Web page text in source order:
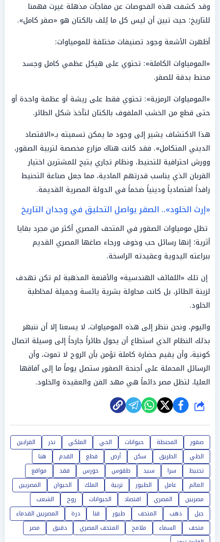
وقد كشفت هذه الفحوصات عن مفاجآت مذهلة غيرت فهمنا
للتاريخ؛ حيث تبين أن ليس كل ما يُلف بالكتان هو «صقر كامل».
أظهرت الأشعة وجود تصنيفات مختلفة للمومياوات:
«المومياوات الكاملة»: تحتوي على هيكل عظمي كامل وجسد
محنط بدقة للصقر.
«المومياوات الرمزية»: تحتوي فقط على ريشة أو عظمة واحدة أو
حتى قطع من الخشب الملفوف بالكتان لتأخذ شكل الطائر.
هذا الاكتشاف يشير إلى وجود ما يمكن تسميته بـ«الاقتصاد
الديني المتكامل». فقد كانت هناك مزارع مخصصة لتربية الصقور،
وورش احترافية للتحنيط، ونظام تجاري يتيح للمشترين اختيار
القربان الذي يناسب قدرتهم المادية، مما جعل صناعة التحنيط
رافداً اقتصادياً ودينياً ضخماً في الدولة المصرية القديمة.
«إرث الخلود».. الصقر يواصل التحليق في وجدان التاريخ
تظل مومياوات الصقور في المتحف المصري أكثر من مجرد بقايا
أثرية؛ إنها رسائل حب وخوف ورجاء صاغها المصري القديم
ببراعته اليدوية وعقيدته الراسخة.
إن تلك «اللفائف الهندسية» والأقنعة المذهبة لم تكن تهدف
لزينة الطائر، بل كانت محاولة بشرية يائسة وجميلة لمخاطبة
الخلود.
واليوم، ونحن ننظر إلى هذه المومياوات، لا يسعنا إلا أن ننبهر
بذلك النظام الذي استطاع أن يحول طائراً جارحاً إلى وسيلة اتصال
كونية، وأن يقيم حضارة كاملة تؤمن بأن الروح لا تموت، وأن
الرسائل المحملة على أجنحة الصقور ستصل يوماً ما إلى آفاقها
العليا، لتظل مصر دائماً هي مهد الفن والعقيدة والخلود.
شارك
صقور المحنطة حيوانات الحي الملكي نذر
القرابين
الطي
الطريق سكن أرض قطع القدم
هنا
تحنيط
سرا سيد طقوس حورس فقد
مواقع
العالم
عامل الطيور تربية الملك الحيوان
المصريين
مصريين
المصري اقتصاد الحيوانات روح
الشعب
جبل
ذهب المتحف طيور قنا درة
المصريين القدماء
متحف
السماء ملامح المتحف المصري دقيق
مصر